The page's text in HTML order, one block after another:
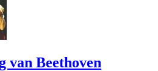
van Beethoven